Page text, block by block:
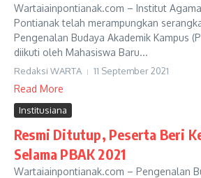
Wartaiainpontianak.com – Institut
Pontianak telah merampungkan
Pengenalan Budaya Akademik Kampus
diikuti oleh Mahasiswa Baru...
Redaksi WARTA 11 September 2021
Read More
Institusiana
Resmi Ditutup, Peserta Beri
Selama PBAK 2021
Wartaiainpontianak.com – Pengenalan